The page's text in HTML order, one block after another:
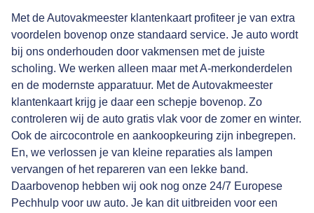
Met de Autovakmeester klantenkaart profiteer je van extra
voordelen bovenop onze standaard service. Je auto wordt
bij ons onderhouden door vakmensen met de juiste
scholing. We werken alleen maar met A-merkonderdelen
en de modernste apparatuur. Met de Autovakmeester
klantenkaart krijg je daar een schepje bovenop. Zo
controleren wij de auto gratis vlak voor de zomer en winter.
Ook de aircocontrole en aankoopkeuring zijn inbegrepen.
En, we verlossen je van kleine reparaties als lampen
vervangen of het repareren van een lekke band.
Daarbovenop hebben wij ook nog onze 24/7 Europese
Pechhulp voor uw auto. Je kan dit uitbreiden voor een